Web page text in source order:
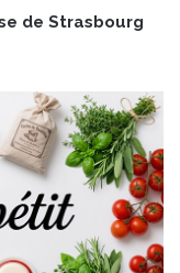
de Strasbourg